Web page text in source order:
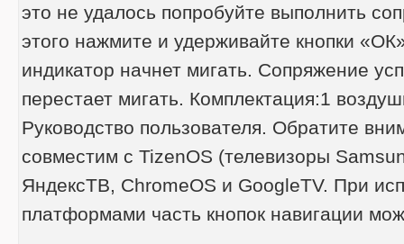
это не удалось попробуйте выполнить
этого нажмите и удерживайте кнопки
индикатор начнет мигать. Сопряжение
перестает мигать. Комплектация:1
Руководство пользователя. Обратите
совместим с TizenOS (телевизоры
ЯндексТВ, ChromeOS и GoogleTV. При
платформами часть кнопок навигации